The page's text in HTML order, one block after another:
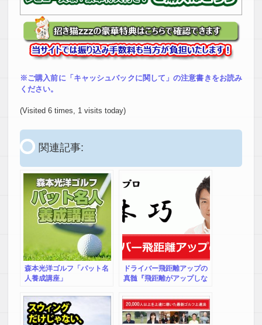
※ご購入前に「キャッシュバックに関して」の注意書きをお読み
ください。
(Visited 6 times, 1 visits today)
関連記事:
森本光洋ゴルフ「パット名
人養成講座」
ドライバー飛距離アップの
真髄『飛距離がアップしな
善し飛距離アップを実現さ
せる方法』